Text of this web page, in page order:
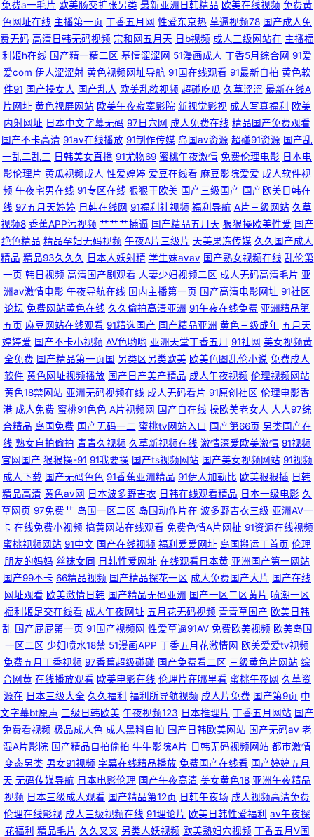
亚洲网 不卡另类 91探花在线观看百度 亚洲美女91网站 国产盗摄久久 偷拍视
频无码91 免费欧美妈妈A片 91探花 日韩亚洲欧美国产婷婷 超碰爱99 AV天堂
香蕉AV 一本道啪啪啪资源 狠狠草网 久久成人网香蕉视频 91视频首页蝌蚪 玖
玖综合性 日韩一级免费 超碰在线最97 在线观看视频三级黄色 午夜福利合集
92 久操精品视频在线播放 91瑟瑟国产黑料 婷婷五月影院 后入妹妹 91网在线
观看视频 日韩欧yellow网 操黑丝AV 91海角真实网站www 四虎影库预览AV
91人人视频 日本A黄 九九五月天 www在线熟女屁股 91福利海角 日本91色
色 99国产福利导航 午夜国产95 国产精品黄色二级 91大神呆哥视频模特 美
女很黄免费 国产精品欧美日韩五月 四虎影院8848 黑丝wwwcom 91色青草
四虎AV网址 豆奶视频导航 影音先锋资源站AV 九热免费视频播放 日韩三级黄
91娇妻激情四射 美日欧一本道 久久6视频 中文字幕影音先锋av 欧日韩美精
品四区 91www涩色 成人蜜桃网站 日韩日韩日韩日韩日 福利理论片 亚韩性
爱 99精品只有精品 日本a啊v在下观看 91热自拍视频 国产精品久操 偷拍视
频无码91 91丝瓜浮力草草 综合色色婷婷 日韩37页 91精品国产丝袜 福利AV
网站 丝袜后入动态 色色恋夜剧场 国产午夜网站在线观看 超碰在线日韩国产
瑟瑟网站 91情侣在线观看视频 另类四区 91黄色视频清高 国产精品久久人妻
91社黄网 激情视频91 久久嫩草精品在线 黑料AV在线 91成人18 九一日韩 国
内自拍av 久久精品青 先锋影音av资源站
免费a一毛片 欧美肠交扩张另类 最新亚洲日韩精品 欧美在线视频 免费黄
色网址在线 主播第一页 丁香五月网 性爱东京热 草逼视频78 国产成人免
费无码 高清日韩无码视频 宗和网五月天 日b视频 成人三级网站在 主播福
利姬h在线 国产精一精二区 基情涩涩网 51漫画成人 丁香5月综合网 91爱
爱com 伊人涩涩射 黄色视频网址导航 91国在线观看 91最新自拍 黄色软
件91 国产操女人 国产乱人 欧美乱欲视频 超碰吃瓜 久草涩涩 最新在线A
片网址 黄色视屏网站 欧美午夜寂寞影院 新视觉影视 成人写真福利 欧美
内射网址 日本中文字幕无码 97日穴网 成人免费在线 精品国产免费观看
国产不卡高清 91av在线播放 91制作传媒 岛国av资源 超碰91资源 国产乱
一乱二乱三 日韩美女直播 91尤物69 蜜桃午夜激情 免费伦理电影 日本电
影伦理片 黄瓜视频成人 性爱婷婷 爱豆在线看 麻豆影院爱爱 成人软件视
频 午夜宅男在线 91专区在线 狠狠干欧美 国产三级国产 国产欧美日韩在
线 97五月天婷婷 日韩在线网 91福利社视频 福利导航 A片三级网站 久草
视频8 香蕉APP污视频 艹艹艹插逼 国产精品五月天 狠狠操欧美性爱 国产
绝色精品 精品孕妇无码视频 午夜A片三级片 天美果冻传媒 久久国产成人
精品 精品93久久久 日本人妖射精 学生妹avav 国产熟女视频在线 乱伦第
一页 韩日视频 高清国产剧观看 人妻少妇视频二区 成人无码高清毛片 亚
洲av激情电影 午夜导航在线 国内主播第一页 国产高清电影网址 91社区
论坛 免费网站黄色在线 久久偷拍高清亚洲 91午夜在线免费 亚洲精品第
五页 麻豆网站在线观看 91精选国产 国产精品亚洲 黄色三级成年 五月天
婷婷爱 国产不卡小视频 AV色哟哟 亚洲天堂丁香五月 91社网 美女视频黄
全免费 国产精品第一页国 另类区另类欧美 欧美色图乱伦小说 免费成人
软件 黄色网址视频播放 国产日产美产精品 成人午夜视频 伦理视频网站
黄色18禁网站 亚洲无码视频在线 成人无码看片 91原创社区 伦理电影香
港 成人免费 蜜桃91色色 A片视频网 国产自在线 操欧美老女人 人人97综
合精品 岛国免费 国产无码一二 蜜桃tv网站入口 国产第66页 另类国产在
线 熟女自拍偷拍 青青久视频 久草新视频在线 激情深爱欧美激情 91视频
官网国产 狠狠操-91 91我要操 国产ts视频网站 国产美女视频网站 91视频
成人下载 国产无码色色 91香蕉亚洲精品 91伊人加勒比 欧美狠狠插 日韩
精品高清 黄色av网 日本波多野吉衣 日韩在线观看精品 日本一级电影 久
草网页 97免费艹 岛国一区二区 岛国动作片在 波多野吉衣三级 亚洲AV一
卡 在线免费小视频 搞黄网站在线观看 免费色情A片网扯 91资源在线视频
蜜桃视频网站 91中文 国产在线视频 福利爱爱网址 岛国搬运工首页 伦理
朋友的妈妈 丝袜女同 日韩性爱网址 在线观看日本黄 亚洲国产第一网站
国产99不卡 66精品视频 国产精品探花一区 成人免费国产大片 国产在线
网址观看 欧美激情日韩 国产精品无码亚洲 国产一区二区黄片 喷潮一区
福利姬足交在线看 成人午夜网址 五月花无码视频 青青草国产 欧美日韩
乱 国产屁屁第一页 91国产视频网 性爱草逼91AV 免费欧美视频 欧美岛国
一区二区 少妇喷水18禁 51漫画APP 丁香五月花激情网 欧美爱爱tv视频
免费五月丁香视频 97香蕉超级碰碰 国产免费看二区 三级黄色片网站 综
合网黄 在线播放观看 欧美电影在线 伦理片在哪里看 蜜桃午夜网 久草资
源在 日本三级大全 久久福利 福利所导航视频 成人片免费 国产第9页 中
文字幕bt原声 三级日韩欧美 午夜视频123 日本推理片 丁香五月网站 国产
免费看视频 极品成人色 成人黑料自拍 国产日韩欧美网站 国产无码av 老
湿A片影院 国产精品自拍偷拍 牛牛影院A片 日韩无码视频网站 都市激情
变态另类 男女91视频 字幕在线精品播放 免费国产在线看 国产婷婷五月
天 无码传媒导航 日本电影伦理 国产午夜高清 美女黄色18 亚洲午夜精品
视频 日本三级成人观看 国产精品第12页 日韩午夜场 成人视频高清免费
伦理在线影视 成人三级视频在线 91理论片 欧美日韩性爱福利 av午夜探
花福利 精品毛片 久久叉叉 另类人妖视频 欧美熟妇穴视频 丁香五月V国